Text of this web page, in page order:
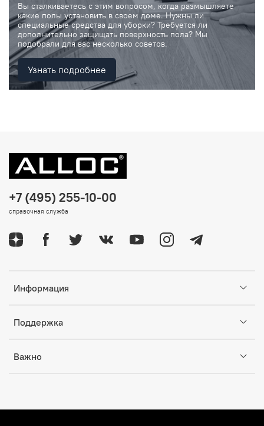
Вы сталкиваетесь с этим вопросом, когда размышляете
какие полы установить в своем доме. Нужны ли
специальные средства для уборки? Требуется ли
дополнительно защищать поверхность пола? Мы
подобрали для вас несколько советов.
Узнать подробнее
Информация
Поддержка
Важно
+7 (495) 255-10-00
справочная служба